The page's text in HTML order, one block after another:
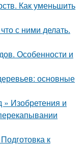
Как уменьшить
с ними делать.
Особенности и
основные
» Изобретения и
к